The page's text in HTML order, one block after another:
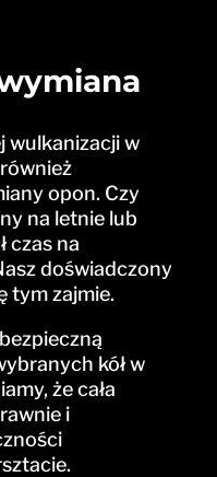
wulkanizacji w
opon. Czy
na letnie lub
czas na
doświadczony
tym zajmie.
kół w
że cała
i